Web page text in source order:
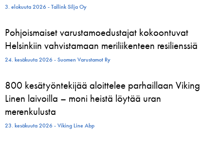
3. elokuuta 2026 - Tallink Silja Oy
Pohjoismaiset varustamoedustajat kokoontuvat
Helsinkiin vahvistamaan meriliikenteen resilienssiä
24. kesäkuuta 2026 - Suomen Varustamot Ry
800 kesätyöntekijää aloittelee parhaillaan Viking
Linen laivoilla – moni heistä löytää uran
merenkulusta
23. kesäkuuta 2026 - Viking Line Abp